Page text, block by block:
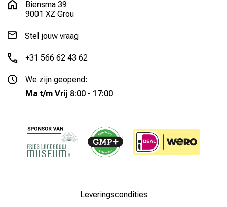
Biensma 39
9001 XZ Grou
Stel jouw vraag
+31 566 62 43 62
We zijn geopend:
Ma t/m Vrij 8:00 - 17:00
Leveringscondities